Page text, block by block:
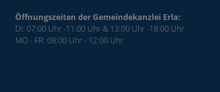
Öffnungszeiten der Gemeindekanzlei Erla:
DI: 07:00 Uhr -11:00 Uhr & 13:00 Uhr -18:00 Uhr
MO - FR: 08:00 Uhr - 12:00 Uhr